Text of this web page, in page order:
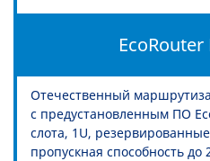
EcoRouter
Отечественный
с предустановленным ПО
слота, 1U,
пропускная способность до